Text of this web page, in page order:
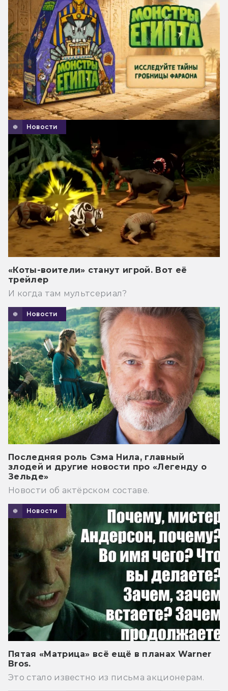
Новости
«Коты-воители» станут игрой. Вот её
трейлер
И когда там мультсериал?
Новости
Последняя роль Сэма Нила, главный
злодей и другие новости про «Легенду о
Зельде»
Новости об актёрском составе.
Новости
Пятая «Матрица» всё ещё в планах Warner
Bros.
Это стало известно из письма акционерам.